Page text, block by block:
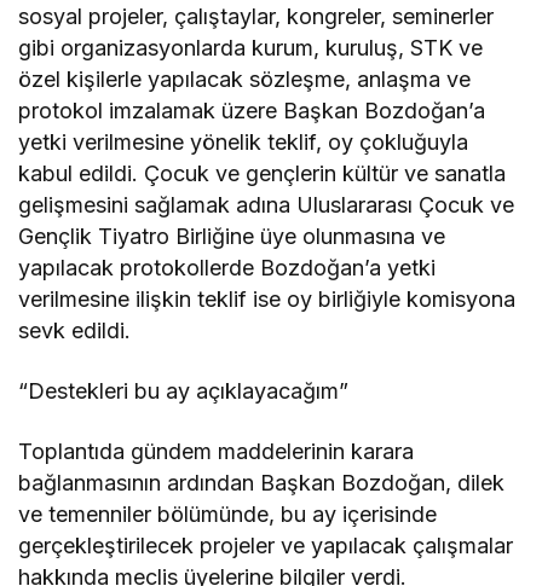
sosyal projeler, çalıştaylar, kongreler, seminerler
gibi organizasyonlarda kurum, kuruluş, STK ve
özel kişilerle yapılacak sözleşme, anlaşma ve
protokol imzalamak üzere Başkan Bozdoğan’a
yetki verilmesine yönelik teklif, oy çokluğuyla
kabul edildi. Çocuk ve gençlerin kültür ve sanatla
gelişmesini sağlamak adına Uluslararası Çocuk ve
Gençlik Tiyatro Birliğine üye olunmasına ve
yapılacak protokollerde Bozdoğan’a yetki
verilmesine ilişkin teklif ise oy birliğiyle komisyona
sevk edildi.
“Destekleri bu ay açıklayacağım”
Toplantıda gündem maddelerinin karara
bağlanmasının ardından Başkan Bozdoğan, dilek
ve temenniler bölümünde, bu ay içerisinde
gerçekleştirilecek projeler ve yapılacak çalışmalar
hakkında meclis üyelerine bilgiler verdi.